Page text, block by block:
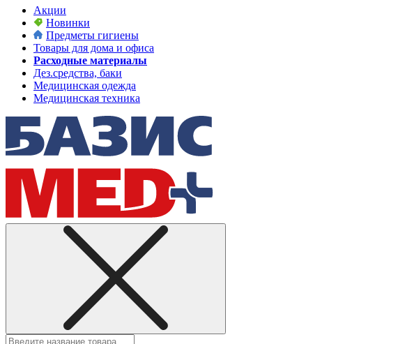
Акции
Новинки
Предметы гигиены
Товары для дома и офиса
Расходные материалы
Дез.средства, баки
Медицинская одежда
Медицинская техника